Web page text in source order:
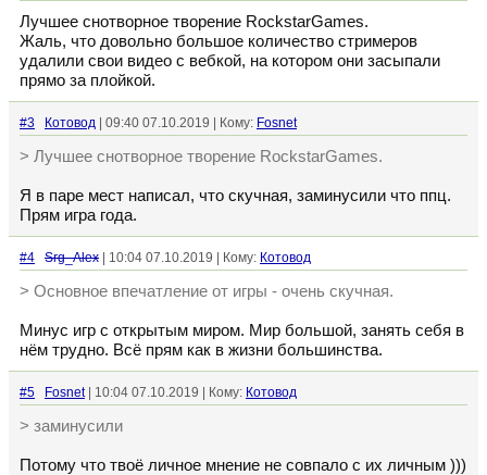
Лучшее снотворное творение RockstarGames.
Жаль, что довольно большое количество стримеров
удалили свои видео с вебкой, на котором они засыпали
прямо за плойкой.
#3 Котовод | 09:40 07.10.2019 | Кому: Fosnet
> Лучшее снотворное творение RockstarGames.
Я в паре мест написал, что скучная, заминусили что ппц.
Прям игра года.
#4 Srg_Alex | 10:04 07.10.2019 | Кому: Котовод
> Основное впечатление от игры - очень скучная.
Минус игр с открытым миром. Мир большой, занять себя в
нём трудно. Всё прям как в жизни большинства.
#5 Fosnet| 10:04 07.10.2019 | Кому: Котовод
> заминусили
Потому что твоё личное мнение не совпало с их личным )))